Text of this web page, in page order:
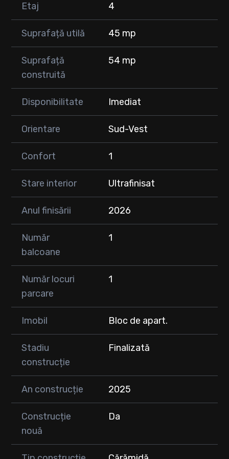
* Finisaje contemporane
* Imobil nou, dotat cu lift
🚗 Parcare subterană disponibilă – 9.000 €
💶 Preț: 119.000 €
⸻
📞 Programează o vizionare și descoperă dacă acesta este
„acasă” pentru tine:
Etaj 4
Suprafață utilă 45 mp
Suprafață
construită
54 mp
Disponibilitate Imediat
Orientare Sud-Vest
Confort 1
Stare interior Ultrafinisat
Anul finisării 2026
Număr
balcoane
1
Număr locuri
parcare
1
Imobil Bloc de apart.
Stadiu
construcție
Finalizată
An construcție 2025
Construcție
nouă
Da